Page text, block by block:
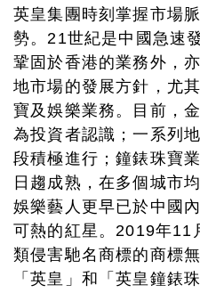
英皇集團時刻掌握市場
勢。21世紀是中國急速
鞏固於香港的業務外，
地市場的發展方針，尤
寶及娛樂業務。目前，
為投資者認識；一系列
段積極進行；鐘錶珠寶
日趨成熟，在多個城市
娛樂藝人更早已於中國
可熱的紅星。2019年11
類侵害馳名商標的商標
「英皇」和「英皇鐘錶